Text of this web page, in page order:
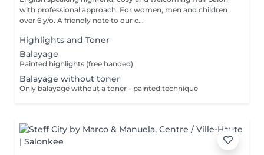
with professional approach. For women, men and children
over 6 y/o. A friendly note to our c...
Highlights and Toner
Balayage
Painted highlights (free handed)
Balayage without toner
Only balayage without a toner - painted technique